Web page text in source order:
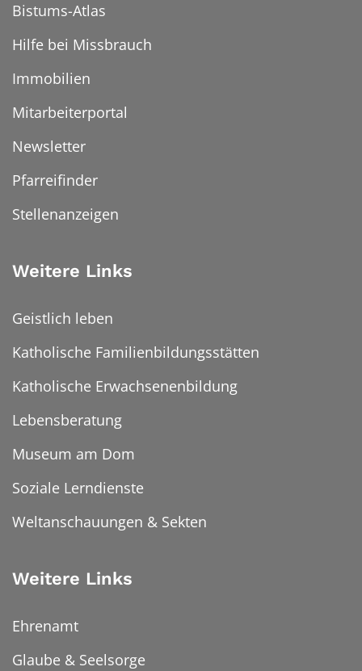
Bistums-Atlas
Hilfe bei Missbrauch
Immobilien
Mitarbeiterportal
Newsletter
Pfarreifinder
Stellenanzeigen
Weitere Links
Geistlich leben
Katholische Familienbildungsstätten
Katholische Erwachsenenbildung
Lebensberatung
Museum am Dom
Soziale Lerndienste
Weltanschauungen & Sekten
Weitere Links
Ehrenamt
Glaube & Seelsorge